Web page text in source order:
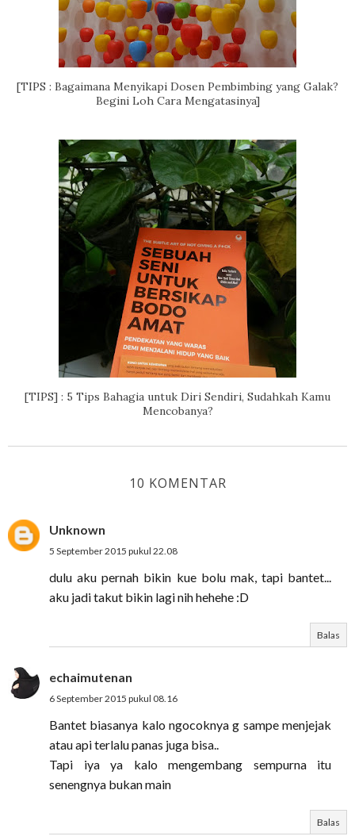
[TIPS : Bagaimana Menyikapi Dosen Pembimbing yang Galak?
Begini Loh Cara Mengatasinya]
[TIPS] : 5 Tips Bahagia untuk Diri Sendiri, Sudahkah Kamu
Mencobanya?
10 KOMENTAR
Unknown
5 September 2015 pukul 22.08
dulu aku pernah bikin kue bolu mak, tapi bantet...
aku jadi takut bikin lagi nih hehehe :D
Balas
echaimutenan
6 September 2015 pukul 08.16
Bantet biasanya kalo ngocoknya g sampe menjejak
atau api terlalu panas juga bisa..
Tapi iya ya kalo mengembang sempurna itu
senengnya bukan main
Balas